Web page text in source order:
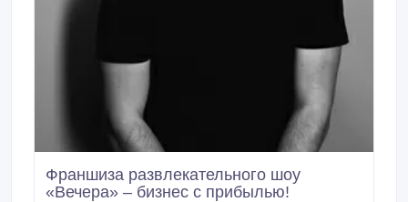
Франшиза развлекательного шоу
«Вечера» – бизнес с прибылью!